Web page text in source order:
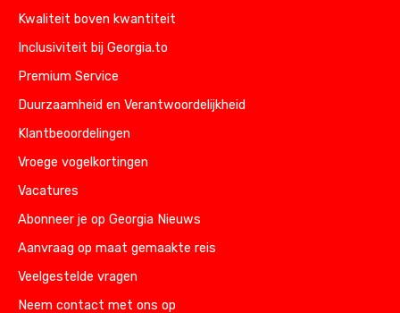
Kwaliteit boven kwantiteit
Inclusiviteit bij Georgia.to
Premium Service
Duurzaamheid en Verantwoordelijkheid
Klantbeoordelingen
Vroege vogelkortingen
Vacatures
Abonneer je op Georgia Nieuws
Aanvraag op maat gemaakte reis
Veelgestelde vragen
Neem contact met ons op